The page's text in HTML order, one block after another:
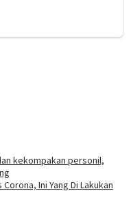
kekompakan personil,
Ini Yang Di Lakukan